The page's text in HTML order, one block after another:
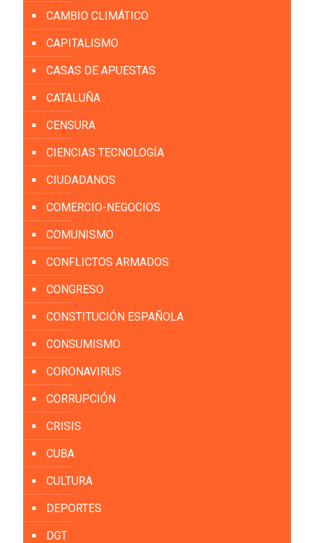
CAMBIO CLIMÁTICO
CAPITALISMO
CASAS DE APUESTAS
CATALUÑA
CENSURA
CIENCIAS TECNOLOGÍA
CIUDADANOS
COMERCIO-NEGOCIOS
COMUNISMO
CONFLICTOS ARMADOS
CONGRESO
CONSTITUCIÓN ESPAÑOLA
CONSUMISMO
CORONAVIRUS
CORRUPCIÓN
CRISIS
CUBA
CULTURA
DEPORTES
DGT